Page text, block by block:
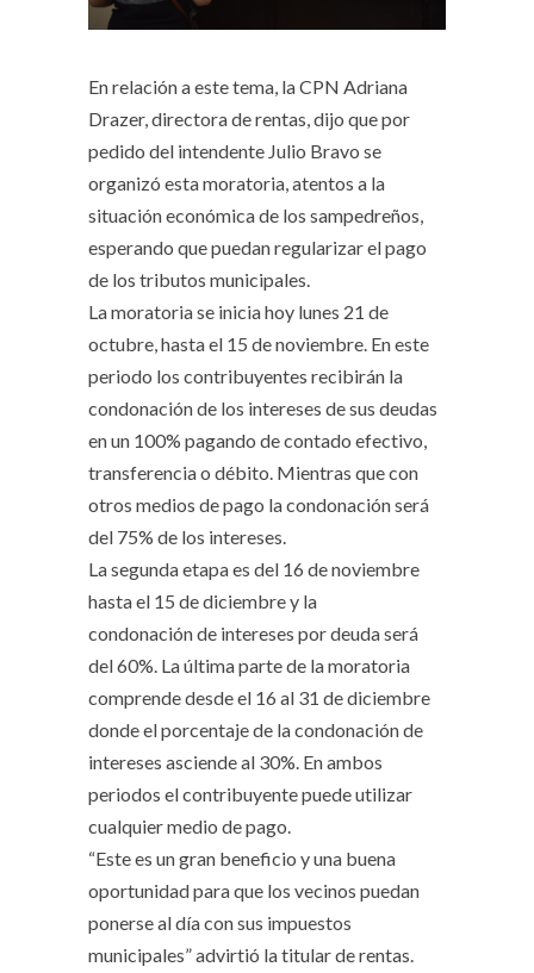
En relación a este tema, la CPN Adriana
Drazer, directora de rentas, dijo que por
pedido del intendente Julio Bravo se
organizó esta moratoria, atentos a la
situación económica de los sampedreños,
esperando que puedan regularizar el pago
de los tributos municipales.
La moratoria se inicia hoy lunes 21 de
octubre, hasta el 15 de noviembre. En este
periodo los contribuyentes recibirán la
condonación de los intereses de sus deudas
en un 100% pagando de contado efectivo,
transferencia o débito. Mientras que con
otros medios de pago la condonación será
del 75% de los intereses.
La segunda etapa es del 16 de noviembre
hasta el 15 de diciembre y la
condonación de intereses por deuda será
del 60%. La última parte de la moratoria
comprende desde el 16 al 31 de diciembre
donde el porcentaje de la condonación de
intereses asciende al 30%. En ambos
periodos el contribuyente puede utilizar
cualquier medio de pago.
“Este es un gran beneficio y una buena
oportunidad para que los vecinos puedan
ponerse al día con sus impuestos
municipales” advirtió la titular de rentas.